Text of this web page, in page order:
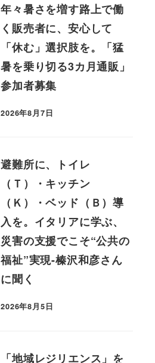
年々暑さを増す路上で働
く販売者に、安心して
「休む」選択肢を。「猛
暑を乗り切る3カ月通販」
参加者募集
2026年8月7日
避難所に、トイレ
（Ｔ）・キッチン
（Ｋ）・ベッド（Ｂ）導
入を。イタリアに学ぶ、
災害の支援でこそ“公共の
福祉”実現-榛沢和彦さん
に聞く
2026年8月5日
「地域レジリエンス」を